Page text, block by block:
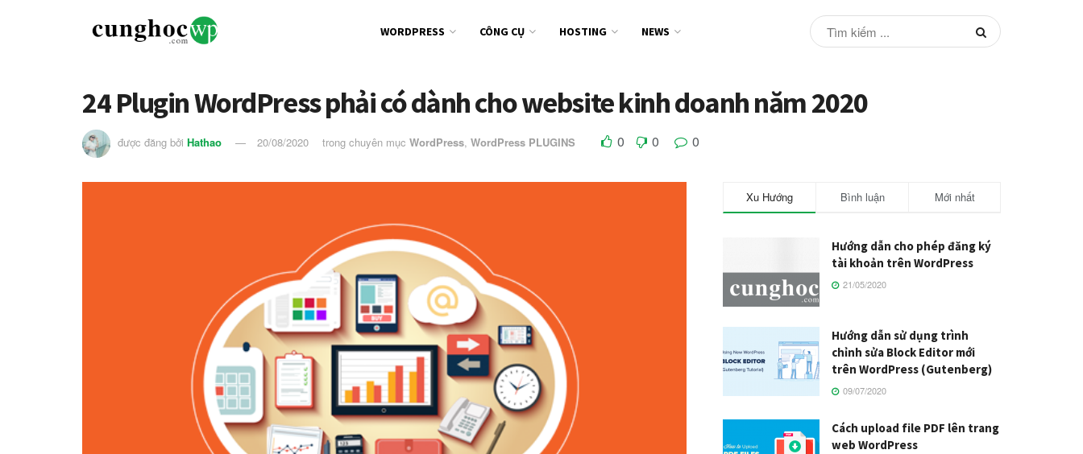
WORDPRESS CÔNG CỤ HOSTING NEWS
24 Plugin WordPress phải có dành cho website kinh doanh năm 2020
được đăng bởi Hathao 20/08/2020 trong chuyên mục WordPress, WordPress PLUGINS 0 0 0
Xu Hướng Bình luận Mới nhất
Hướng dẫn cho phép đăng ký
tài khoản trên WordPress
21/05/2020
Hướng dẫn sử dụng trình
chỉnh sửa Block Editor mới
trên WordPress (Gutenberg)
09/07/2020
Cách upload file PDF lên trang
web WordPress